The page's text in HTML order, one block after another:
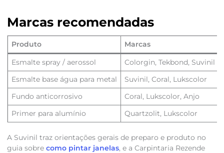
Marcas recomendadas
Produto Marcas
Esmalte spray / aerossol Colorgin, Tekbond, Suvinil
Esmalte base água para metal Suvinil, Coral, Lukscolor
Fundo anticorrosivo Coral, Lukscolor, Anjo
Primer para alumínio Quartzolit, Lukscolor
A Suvinil traz orientações gerais de preparo e produto no
guia sobre como pintar janelas, e a Carpintaria Rezende